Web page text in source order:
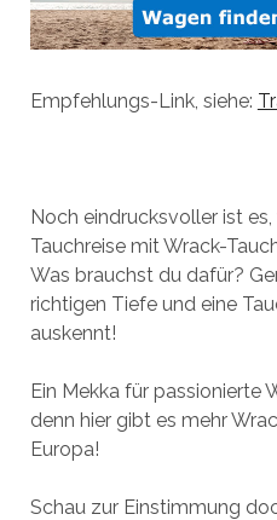
Empfehlungs-Link, siehe:
Noch eindrucksvoller ist
Tauchreise mit Wrack-
Was brauchst du dafür?
richtigen Tiefe und eine
auskennt!
Ein Mekka für passionierte
denn hier gibt es mehr
Europa!
Schau zur Einstimmung